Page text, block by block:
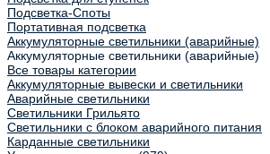
Подсветка-Споты
Портативная подсветка
Аккумуляторные светильники (аварийные)
Аккумуляторные светильники (аварийные)
Все товары категории
Аккумуляторные вывески и светильники
Аварийные светильники
Светильники Грильято
Светильники с блоком аварийного питания
Карданные светильники